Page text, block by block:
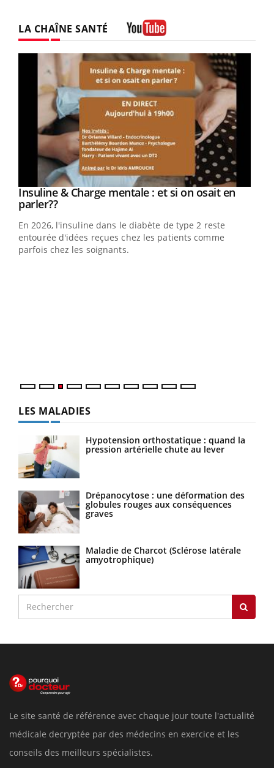
LA CHAÎNE SANTÉ
Youtube
Insuline & Charge mentale : et si on osait en
parler??Youtube
En 2026, l'insuline dans le diabète de type 2 reste
entourée d'idées reçues chez les patients comme
parfois chez les soignants.
LES MALADIES
Hypotension orthostatique : quand la
pression artérielle chute au lever
Drépanocytose : une déformation des
globules rouges aux conséquences
graves
Maladie de Charcot (Sclérose latérale
amyotrophique)
Le site santé de référence avec chaque jour toute l'actualité
médicale decryptée par des médecins en exercice et les
conseils des meilleurs spécialistes.